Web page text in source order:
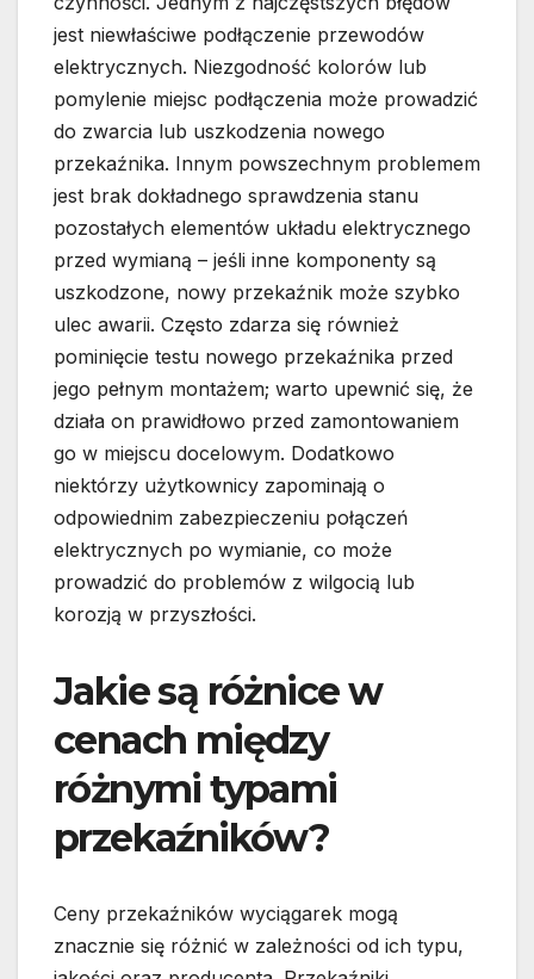
jest niewłaściwe podłączenie przewodów
elektrycznych. Niezgodność kolorów lub
pomylenie miejsc podłączenia może prowadzić
do zwarcia lub uszkodzenia nowego
przekaźnika. Innym powszechnym problemem
jest brak dokładnego sprawdzenia stanu
pozostałych elementów układu elektrycznego
przed wymianą – jeśli inne komponenty są
uszkodzone, nowy przekaźnik może szybko
ulec awarii. Często zdarza się również
pominięcie testu nowego przekaźnika przed
jego pełnym montażem; warto upewnić się, że
działa on prawidłowo przed zamontowaniem
go w miejscu docelowym. Dodatkowo
niektórzy użytkownicy zapominają o
odpowiednim zabezpieczeniu połączeń
elektrycznych po wymianie, co może
prowadzić do problemów z wilgocią lub
korozją w przyszłości.
Jakie są różnice w
cenach między
różnymi typami
przekaźników?
Ceny przekaźników wyciągarek mogą
znacznie się różnić w zależności od ich typu,